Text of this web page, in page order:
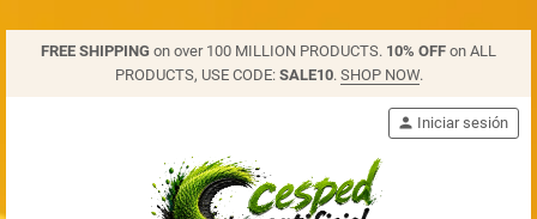
FREE SHIPPING on over 100 MILLION PRODUCTS. 10% OFF on ALL
PRODUCTS, USE CODE: SALE10. SHOP NOW.
person Iniciar sesión